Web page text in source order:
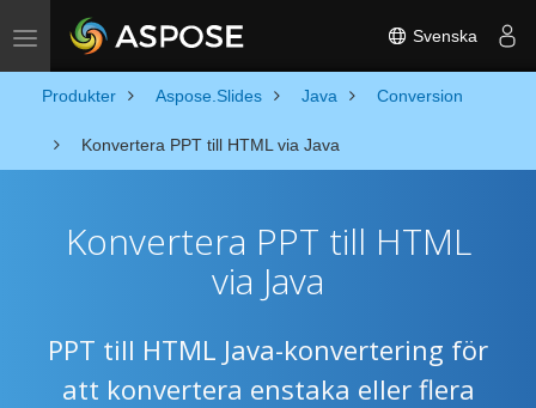
Toggle navigation Svenska
Produkter Aspose.Slides Java Conversion
Konvertera PPT till HTML via Java
Konvertera PPT till HTML
via Java
PPT till HTML Java-konvertering för
att konvertera enstaka eller flera